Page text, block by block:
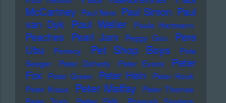
McCartney Paul Nero Paul Simon Paul
van Dyk Paul Weller Paula Hartmann
Peaches Pearl Jam Peggy Gou
Pere
Ubu
Perrecy Pet Shop Boys
Pete
Seeger
Peter Doherty Peter Evans
Peter
Fox
Peter Green Peter Hein
Peter Hook
Peter Kraus
Peter Maffay
Peter Thomas